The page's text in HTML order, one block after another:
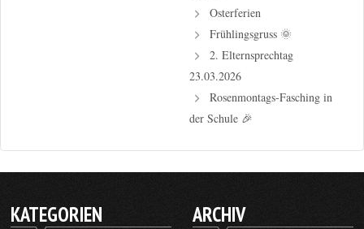
Osterferien
Frühlingsgruss 🌞
2. Elternsprechtag
23.03.2026
Rosenmontags-Fasching in
der Schule 🎉
KATEGORIEN ARCHIV